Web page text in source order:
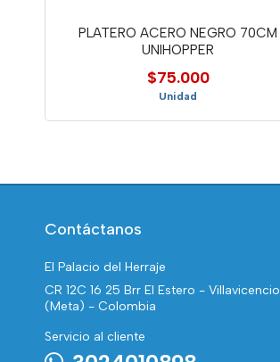
PLATERO ACERO NEGRO 70CM
UNIHOPPER
$75.000
Unidad
Contáctanos
El Palacio del Herraje
CR 12C 16 25 Brr El Estero - Villavicencio
(Meta) - Colombia
Servicio al cliente